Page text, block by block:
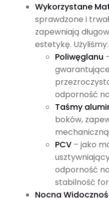
Wykorzystane
sprawdzone i
zapewniają
estetykę. Użyliśmy:
Poliwęglanu
odporność
Taśmy
boków,
PCV – jako
odporność
stabilność
Nocna